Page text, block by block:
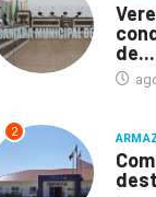
de...
2